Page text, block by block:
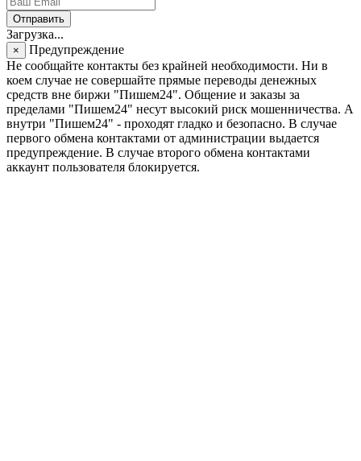
Отправить
Загрузка...
×
Предупреждение
Не сообщайте контакты без крайней необходимости. Ни в
коем случае не совершайте прямые переводы денежных
средств вне биржи "Пишем24". Общение и заказы за
пределами "Пишем24" несут высокий риск мошенничества. А
внутри "Пишем24" - проходят гладко и безопасно. В случае
первого обмена контактами от администрации выдается
предупреждение. В случае второго обмена контактами
аккаунт пользователя блокируется.